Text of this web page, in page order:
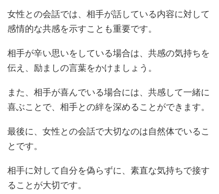
女性との会話では、相手が話している内容に対して
感情的な共感を示すことも重要です。
相手が辛い思いをしている場合は、共感の気持ちを
伝え、励ましの言葉をかけましょう。
また、相手が喜んでいる場合には、共感して一緒に
喜ぶことで、相手との絆を深めることができます。
最後に、女性との会話で大切なのは自然体でいるこ
とです。
相手に対して自分を偽らずに、素直な気持ちで接す
ることが大切です。